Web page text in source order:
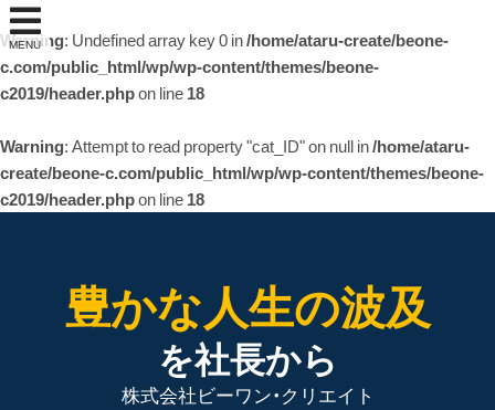
MENU
Warning: Undefined array key 0 in/home/ataru-create/beone-
c.com/public_html/wp/wp-content/themes/beone-
c2019/header.phpon line18
Warning: Attempt to read property "cat_ID" on null in/home/ataru-
create/beone-c.com/public_html/wp/wp-content/themes/beone-
c2019/header.phpon line18
豊かな人生の波及
を社長から
株式会社ビーワン・クリエイト